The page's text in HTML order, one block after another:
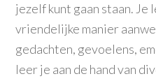
jezelf kunt gaan staan. Je
vriendelijke manier
gedachten, gevoelens,
leer je aan de hand van